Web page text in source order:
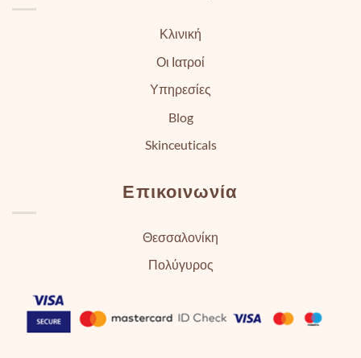
Κλινική
Οι Ιατροί
Υπηρεσίες
Blog
Skinceuticals
Επικοινωνία
Θεσσαλονίκη
Πολύγυρος